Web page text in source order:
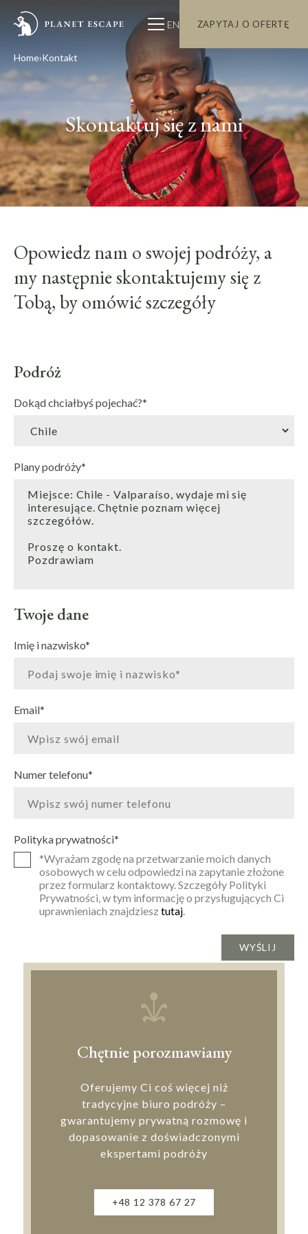
EN ZAPYTAJ O OFERTĘ
Home Kontakt
Skontaktuj się z nami
Opowiedz nam o swojej podróży, a
my następnie skontaktujemy się z
Tobą, by omówić szczegóły
Podróż
Dokąd chciałbyś pojechać?*
Plany podróży*
Twoje dane
Imię i nazwisko*
Email*
Numer telefonu*
Polityka prywatności*
*Wyrażam zgodę na przetwarzanie moich danych
osobowych w celu odpowiedzi na zapytanie złożone
przez formularz kontaktowy. Szczegóły Polityki
Prywatności, w tym informację o przysługujących Ci
uprawnieniach znajdziesz tutaj.
Chętnie porozmawiamy
Oferujemy Ci coś więcej niż
tradycyjne biuro podróży –
gwarantujemy prywatną rozmowę i
dopasowanie z doświadczonymi
ekspertami podróży
+48 12 378 67 27